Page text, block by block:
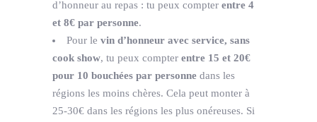
d’honneur au repas : tu peux compter entre 4
et 8€ par personne.
Pour le vin d’honneur avec service, sans
cook show, tu peux compter entre 15 et 20€
pour 10 bouchées par personne dans les
régions les moins chères. Cela peut monter à
25-30€ dans les régions les plus onéreuses. Si